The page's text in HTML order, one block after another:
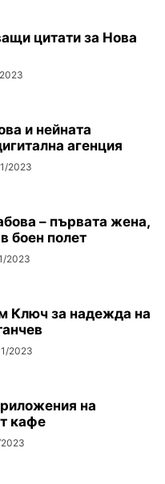
цитати за Нова
и нейната
агенция
2023
– първата жена,
боен полет
2023
Ключ за надежда на
2023
на
кафе